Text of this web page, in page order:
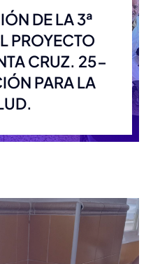
DE LA 3ª
PROYECTO
CRUZ. 25-
PARA LA